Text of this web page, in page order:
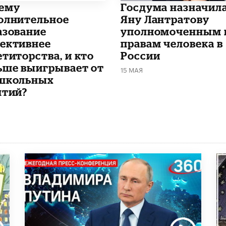
и кто
выигрывает от
Госдума
Яну Лантратову
уполномоченным
правам человека в
России
15 МАЯ